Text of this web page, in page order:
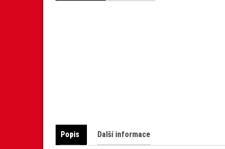
Popis Další informace